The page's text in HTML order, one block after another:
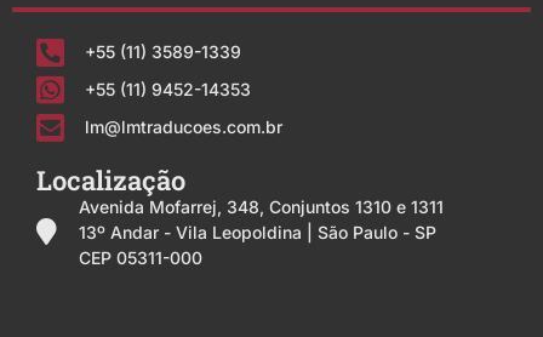
+55 (11) 3589-1339
+55 (11) 9452-14353
lm@lmtraducoes.com.br
Localização
Avenida Mofarrej, 348, Conjuntos 1310 e 1311
13º Andar - Vila Leopoldina | São Paulo - SP
CEP 05311-000